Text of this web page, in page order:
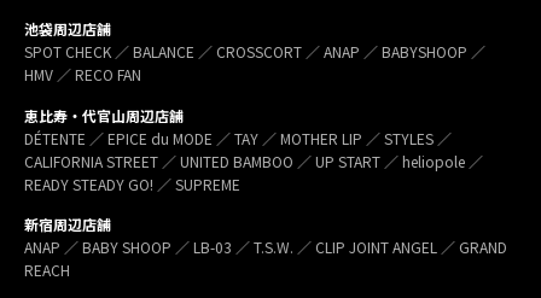
池袋周辺店舗
SPOT CHECK ／ BALANCE ／ CROSSCORT ／ ANAP ／ BABYSHOOP ／
HMV ／ RECO FAN
恵比寿・代官山周辺店舗
DÉTENTE ／ EPICE du MODE ／ TAY ／ MOTHER LIP ／ STYLES ／
CALIFORNIA STREET ／ UNITED BAMBOO ／ UP START ／ heliopole ／
READY STEADY GO! ／ SUPREME
新宿周辺店舗
ANAP ／ BABY SHOOP ／ LB-03 ／ T.S.W. ／ CLIP JOINT ANGEL ／ GRAND
REACH